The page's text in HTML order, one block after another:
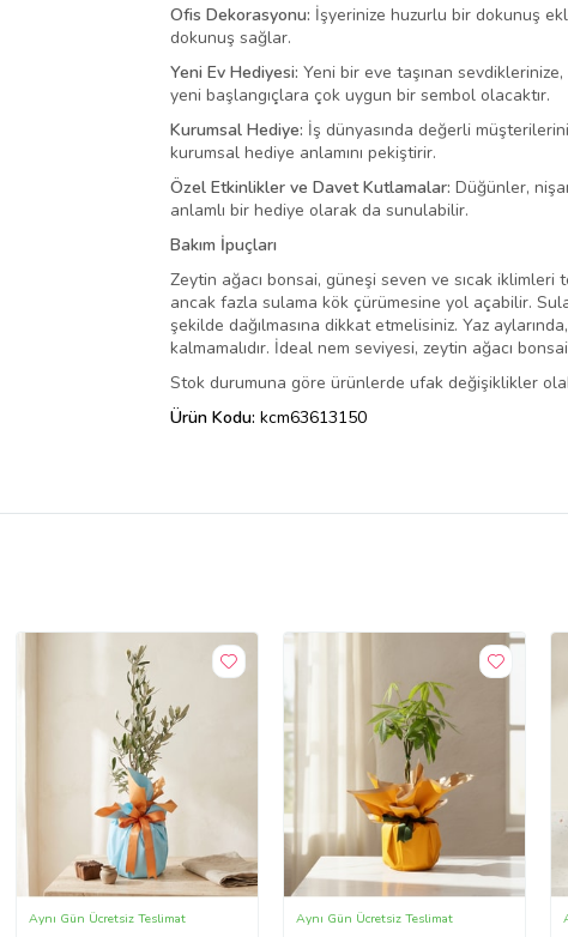
Ofis Dekorasyonu: İşyerinize huzurlu bir dokunuş
dokunuş sağlar.
Yeni Ev Hediyesi: Yeni bir eve taşınan
yeni başlangıçlara çok uygun bir sembol olacaktır.
Kurumsal Hediye: İş dünyasında değerli
kurumsal hediye anlamını pekiştirir.
Özel Etkinlikler ve Davet Kutlamalar: Düğünler,
anlamlı bir hediye olarak da sunulabilir.
Bakım İpuçları
Zeytin ağacı bonsai, güneşi seven ve sıcak iklimleri
ancak fazla sulama kök çürümesine yol açabilir.
şekilde dağılmasına dikkat etmelisiniz. Yaz
kalmamalıdır. İdeal nem seviyesi, zeytin ağacı
Stok durumuna göre ürünlerde ufak değişiklikler
Ürün Kodu: kcm63613150
Aynı Gün Ücretsiz Teslimat Aynı Gün Ücretsiz Teslimat